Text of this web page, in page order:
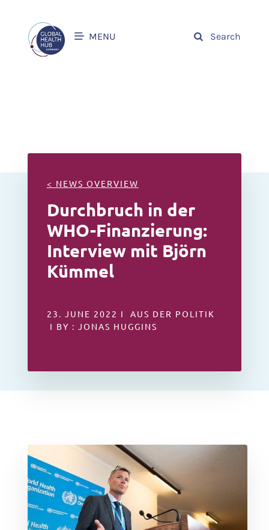
MENU Search
< NEWS OVERVIEW
Durchbruch in der
WHO-Finanzierung:
Interview mit Björn
Kümmel
23. JUNE 2022 I AUS DER POLITIK
I BY : JONAS HUGGINS